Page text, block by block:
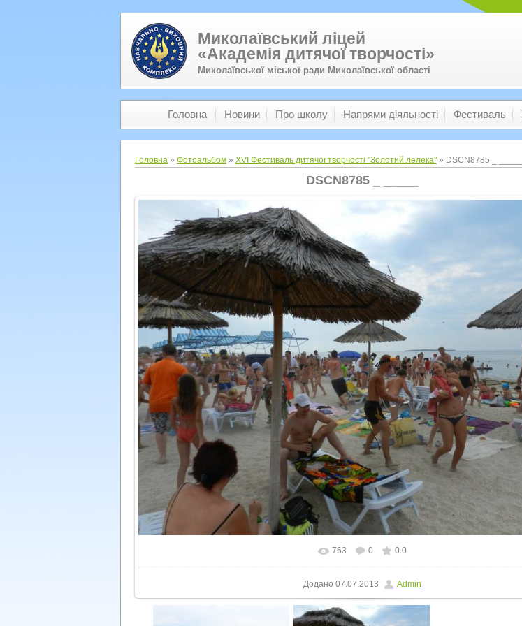
Миколаївський ліцей
«Академія дитячої творчості»
Миколаївської міської ради Миколаївської області
Головна Новини Про школу Напрями діяльності Фестиваль
Головна » Фотоальбом » XVI Фестиваль дитячої творчості "Золотий лелека" » DSCN8785 _ _____
DSCN8785 _ _____
У реальному розмірі 1600x1200
763 0 0.0
Додано 07.07.2013 Admin